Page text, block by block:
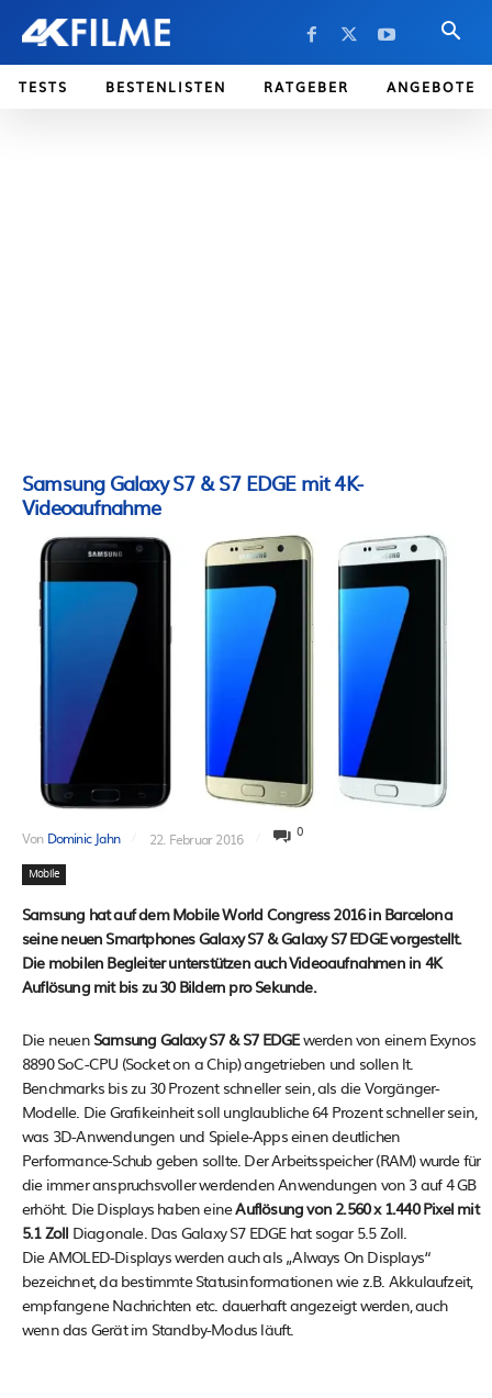
TESTS BESTENLISTEN RATGEBER ANGEBOTE
Samsung Galaxy S7 & S7 EDGE mit 4K-
Videoaufnahme
Von Dominic Jahn 22. Februar 2016 0
Mobile
Samsung hat auf dem Mobile World Congress 2016 in Barcelona
seine neuen Smartphones Galaxy S7 & Galaxy S7 EDGE vorgestellt.
Die mobilen Begleiter unterstützen auch Videoaufnahmen in 4K
Auflösung mit bis zu 30 Bildern pro Sekunde.
Die neuen Samsung Galaxy S7 & S7 EDGEwerden von einem Exynos
8890 SoC-CPU (Socket on a Chip) angetrieben und sollen lt.
Benchmarks bis zu 30 Prozent schneller sein, als die Vorgänger-
Modelle. Die Grafikeinheit soll unglaubliche 64 Prozent schneller sein,
was 3D-Anwendungen und Spiele-Apps einen deutlichen
Performance-Schub geben sollte. Der Arbeitsspeicher (RAM) wurde für
die immer anspruchsvoller werdenden Anwendungen von 3 auf 4 GB
erhöht. Die Displays haben eineAuflösung von 2.560 x 1.440 Pixel mit
5.1 Zoll Diagonale. Das Galaxy S7 EDGE hat sogar 5.5 Zoll.
Die AMOLED-Displays werden auch als „Always On Displays“
bezeichnet, da bestimmte Statusinformationen wie z.B. Akkulaufzeit,
empfangene Nachrichten etc. dauerhaft angezeigt werden, auch
wenn das Gerät im Standby-Modus läuft.